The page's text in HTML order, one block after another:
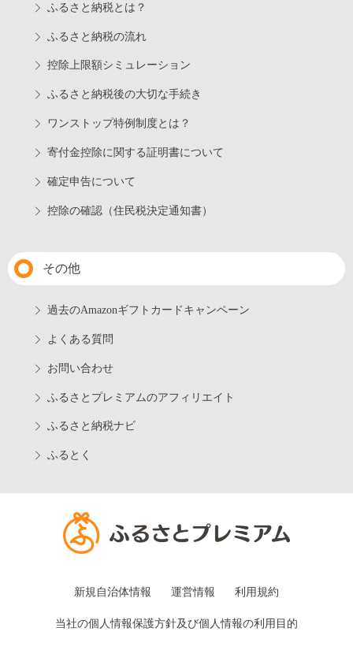
ふるさと納税とは？
ふるさと納税の流れ
控除上限額シミュレーション
ふるさと納税後の大切な手続き
ワンストップ特例制度とは？
寄付金控除に関する証明書について
確定申告について
控除の確認（住民税決定通知書）
その他
過去のAmazonギフトカードキャンペーン
よくある質問
お問い合わせ
ふるさとプレミアムのアフィリエイト
ふるさと納税ナビ
ふるとく
新規自治体情報 運営情報 利用規約
当社の個人情報保護方針及び個人情報の利用目的